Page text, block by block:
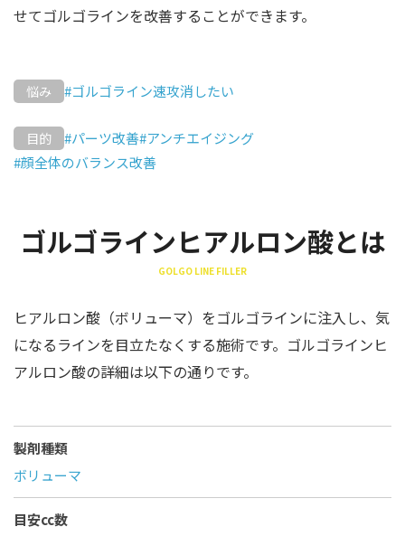
せてゴルゴラインを改善することができます。
悩み #ゴルゴライン速攻消したい
目的 #パーツ改善#アンチエイジング
#顔全体のバランス改善
ゴルゴラインヒアルロン酸とは
GOLGO LINE FILLER
ヒアルロン酸（ボリューマ）をゴルゴラインに注入し、気
になるラインを目立たなくする施術です。ゴルゴラインヒ
アルロン酸の詳細は以下の通りです。
製剤種類
ボリューマ
目安cc数